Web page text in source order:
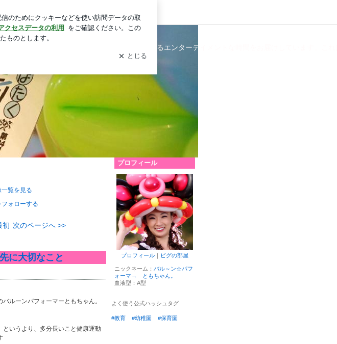
えがおのまほう
なあれこれが合わさって大人も子どもも楽しめるエンターテイメントな時間をお届けしています。こ
覧を見る
ォローする
初 次のページへ >>
に大切なこと
ルーンパフォーマーともちゃん。
というより、多分長いこと健康運動
プロフィール
プロフィール ｜ ピグの部屋
ニックネーム： バル～ン☆パフ
ォーマ→ ともちゃん。
血液型： A型
よく使う公式ハッシュタグ
#教育 #幼稚園 #保育園